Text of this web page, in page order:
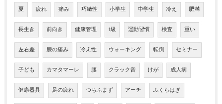
夏 疲れ 痛み 巧緻性 小学生 中学生 冷え 肥満
長生き 前向き 健康管理 1級 運動習慣 検査 重い
左右差 膝の痛み 冷え性 ウォーキング 転倒 セミナー
子ども カマタマーレ 腰 クラック音 けが 成人病
健康器具 足の疲れ つちふまず アーチ ふくらはぎ